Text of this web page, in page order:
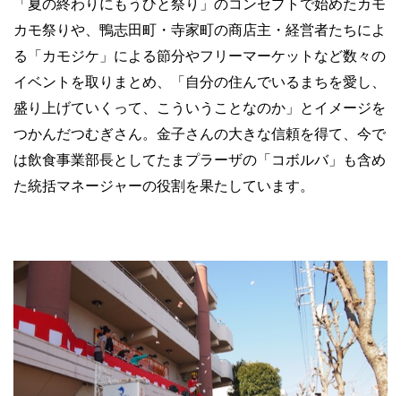
「夏の終わりにもうひと祭り」のコンセプトで始めたカモ
カモ祭りや、鴨志田町・寺家町の商店主・経営者たちによ
る「カモジケ」による節分やフリーマーケットなど数々の
イベントを取りまとめ、「自分の住んでいるまちを愛し、
盛り上げていくって、こういうことなのか」とイメージを
つかんだつむぎさん。金子さんの大きな信頼を得て、今で
は飲食事業部長としてたまプラーザの「コボルバ」も含め
た統括マネージャーの役割を果たしています。